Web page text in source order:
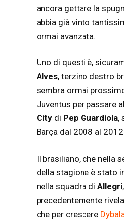
ancora gettare la
abbia già vinto
ormai avanzata.
Uno di questi è,
Alves, terzino destro
sembra ormai
Juventus per passare al
City di Pep Guardiola,
Barça dal 2008 al 2012.
Il brasiliano, che nella
della stagione è stato
nella squadra di Allegri
precedentemente
che per crescere